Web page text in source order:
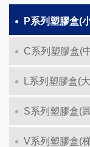
P系列塑膠盒(
C系列塑膠盒(
L系列塑膠盒(
S系列塑膠盒(
V系列塑膠盒(